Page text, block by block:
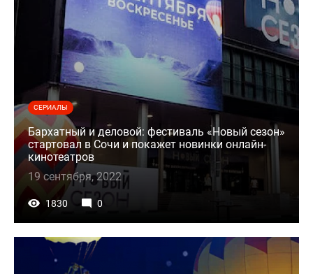
СЕРИАЛЫ
Бархатный и деловой: фестиваль «Новый сезон»
стартовал в Сочи и покажет новинки онлайн-
кинотеатров
19 сентября, 2022
1830 0